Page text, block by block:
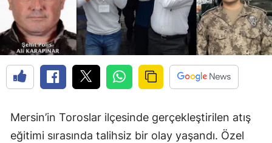
Mersin’in Toroslar ilçesinde gerçekleştirilen atış
eğitimi sırasında talihsiz bir olay yaşandı. Özel